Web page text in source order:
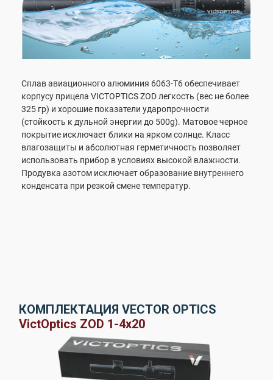
Сплав авиационного алюминия 6063-T6 обеспечивает
корпусу прицела VICTOPTICS ZOD легкость (вес не более
325 гр) и хорошие показатели ударопрочности
(стойкость к дульной энергии до 500g). Матовое черное
покрытие исключает блики на ярком солнце. Класс
влагозащиты и абсолютная герметичность позволяет
использовать прибор в условиях высокой влажности.
Продувка азотом исключает образование внутреннего
конденсата при резкой смене температур.
КОМПЛЕКТАЦИЯ VECTOR OPTICS
VictOptics ZOD 1-4x20